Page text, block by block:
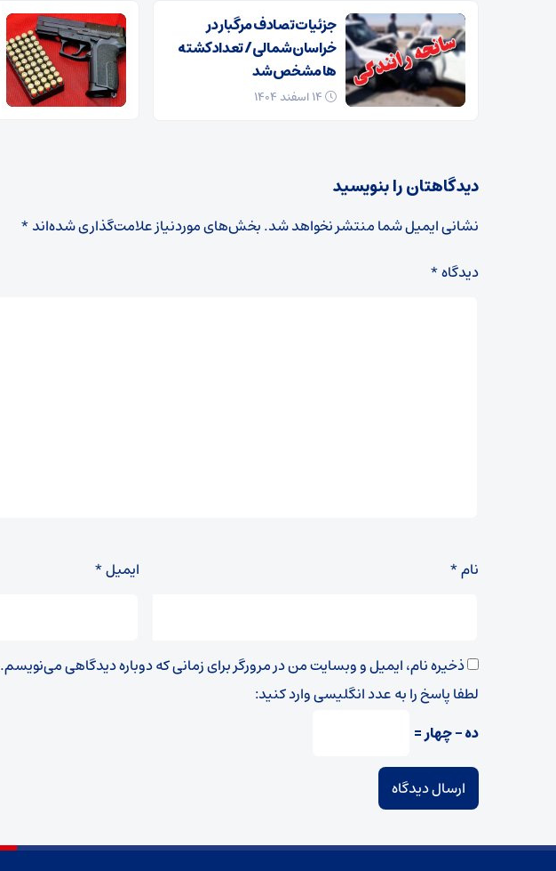
جزئیات تصادف مرگبار در
خراسان‌شمالی/ تعداد کشته
ها مشخص شد
دیدگاهتان را بنویسید
نشانی ایمیل شما منتشر نخواهد شد.بخش‌های موردنیاز علامت‌گذاری شده‌اند*
دیدگاه*
نام* ایمیل*
ذخیره نام، ایمیل و وبسایت من در مرورگر برای زمانی که دوباره دیدگاهی می‌نویسم.
لطفا پاسخ را به عدد انگلیسی وارد کنید:
ده − چهار =